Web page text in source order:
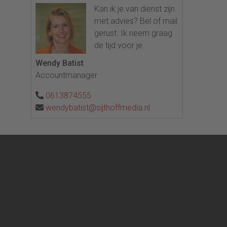
Kan ik je van dienst zijn
met advies? Bel of mail
gerust. Ik neem graag
de tijd voor je.
Wendy Batist
Accountmanager
0613874555
wendybatist@sijthoffmedia.nl